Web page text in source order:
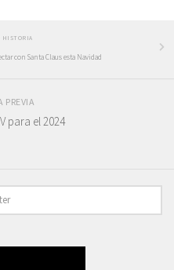
HISTORIA
con Santa Claus esta Navidad
PREVIA
para el 2024